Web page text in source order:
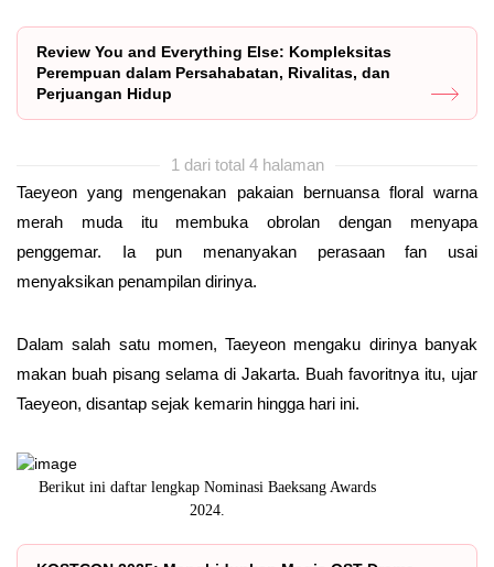
Review You and Everything Else: Kompleksitas
Perempuan dalam Persahabatan, Rivalitas, dan
Perjuangan Hidup
1 dari total 4 halaman
Taeyeon yang mengenakan pakaian bernuansa floral warna
merah muda itu membuka obrolan dengan menyapa
penggemar. Ia pun menanyakan perasaan fan usai
menyaksikan penampilan dirinya.
Dalam salah satu momen, Taeyeon mengaku dirinya banyak
makan buah pisang selama di Jakarta. Buah favoritnya itu, ujar
Taeyeon, disantap sejak kemarin hingga hari ini.
Berikut ini daftar lengkap Nominasi Baeksang Awards
2024.